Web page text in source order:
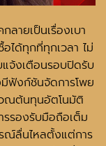
ลายเป็นเรื่องเบา
ได้ทุกที่ทุกเวลา ไม่
จ้งเตือนรอบปิดรับ
ฟังก์ชันจัดการโพย
ณต้นทุนอัตโนมัติ
รองรับมือถือเต็ม
รณ์ลื่นไหลตั้งแต่การ